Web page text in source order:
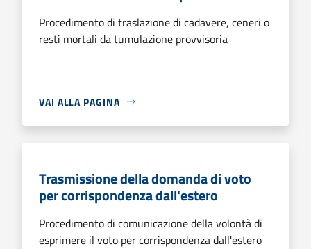
Procedimento di traslazione di cadavere, ceneri o
resti mortali da tumulazione provvisoria
VAI ALLA PAGINA
Trasmissione della domanda di voto
per corrispondenza dall'estero
Procedimento di comunicazione della volontà di
esprimere il voto per corrispondenza dall'estero